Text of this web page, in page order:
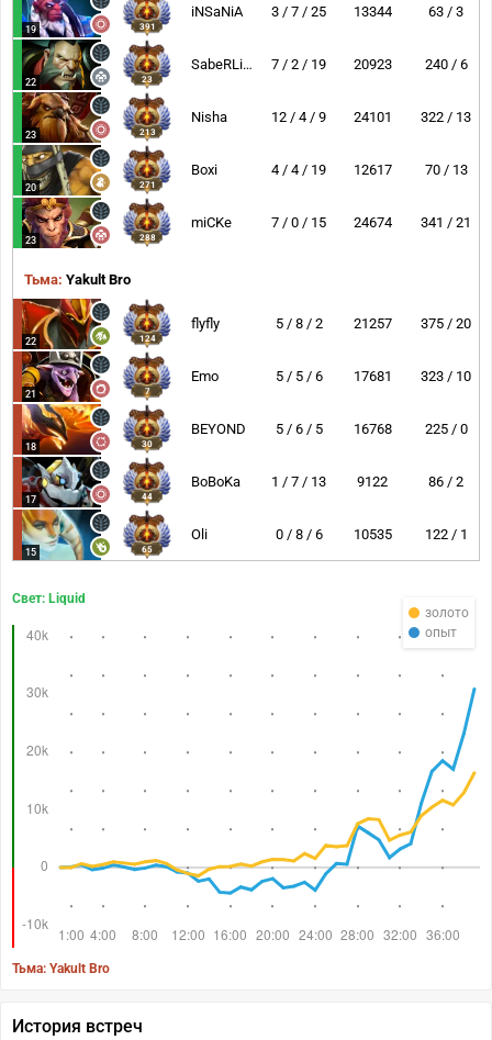
19 391
iNSaNiA 3 / 7 / 25 13344 63 / 3
22 23
SabeRLight- 7 / 2 / 19 20923 240 / 6
23 213
Nisha 12 / 4 / 9 24101 322 / 13
20 271
Boxi 4 / 4 / 19 12617 70 / 13
23 288
miCKe 7 / 0 / 15 24674 341 / 21
Тьма: Yakult Bro
22 124
flyfly 5 / 8 / 2 21257 375 / 20
21 7
Emo 5 / 5 / 6 17681 323 / 10
18 30
BEYOND 5 / 6 / 5 16768 225 / 0
17 44
BoBoKa 1 / 7 / 13 9122 86 / 2
15 65
Oli 0 / 8 / 6 10535 122 / 1
золото
опыт
Свет: Liquid
Тьма: Yakult Bro
История встреч